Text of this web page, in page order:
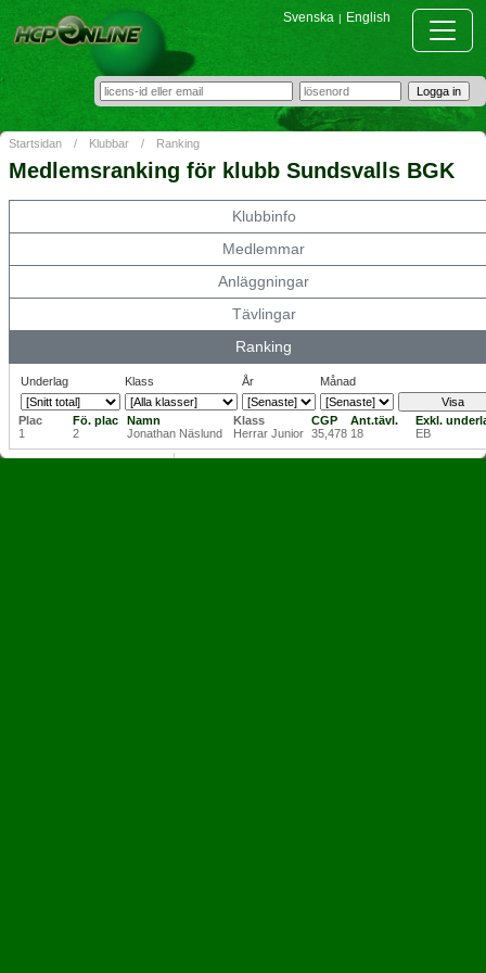
Svenska | English
Startsidan / Klubbar / Ranking
Medlemsranking för klubb Sundsvalls BGK
Klubbinfo
Medlemmar
Anläggningar
Tävlingar
Ranking
Underlag Klass År Månad
Plac Fö. plac Namn Klass CGP Ant.tävl.
Exkl.
1
2 Jonathan Näslund Herrar Junior 35,478 18 EB